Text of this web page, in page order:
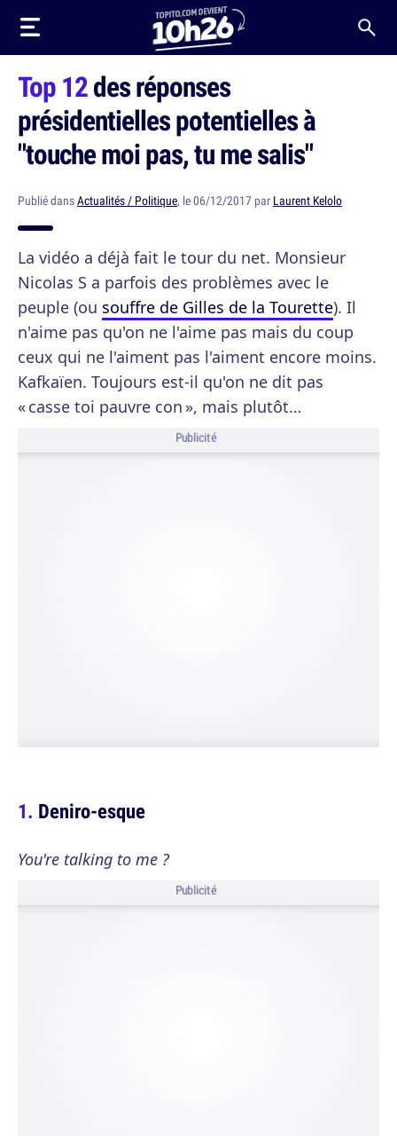
Top 12des réponses
présidentielles potentielles à
"touche moi pas, tu me salis"
Publié dansActualités / Politique, le 06/12/2017 par Laurent Kelolo
La vidéo a déjà fait le tour du net. Monsieur
Nicolas S a parfois des problèmes avec le
peuple (ou souffre de Gilles de la Tourette). Il
n'aime pas qu'on ne l'aime pas mais du coup
ceux qui ne l'aiment pas l'aiment encore moins.
Kafkaïen. Toujours est-il qu'on ne dit pas
« casse toi pauvre con », mais plutôt…
Publicité
Deniro-esque
You're talking to me ?
Publicité